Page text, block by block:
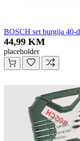
BOSCH set burgija 40-
44,99 KM
placeholder